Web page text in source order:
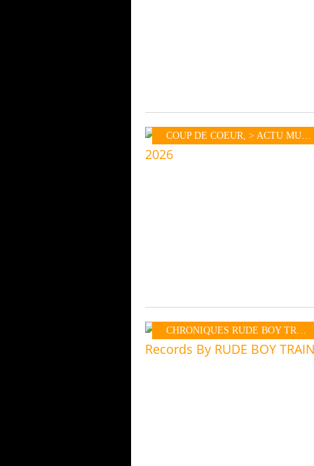
COUP DE COEUR, > ACTU MUSIQUE-NEWS
CHRONIQUES RUDE BOY TRAIN